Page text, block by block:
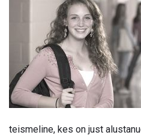
teismeline, kes on just